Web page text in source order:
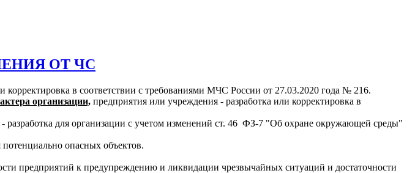
ОТ ЧС
корректировка в соответствии с требованиями МЧС России от 27.03.2020 года № 216.
организации, предприятия или учреждения - разработка или корректировка в
- разработка для организации с учетом изменений ст. 46 ФЗ-7 "Об охране окружающей среды"
потенциально опасных объектов.
предприятий к предупреждению и ликвидации чрезвычайных ситуаций и достаточности